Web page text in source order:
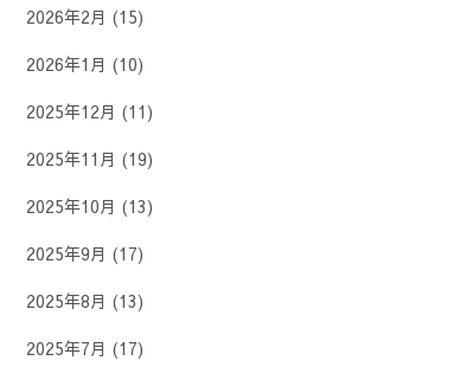
2026年2月 (15)
2026年1月 (10)
2025年12月 (11)
2025年11月 (19)
2025年10月 (13)
2025年9月 (17)
2025年8月 (13)
2025年7月 (17)